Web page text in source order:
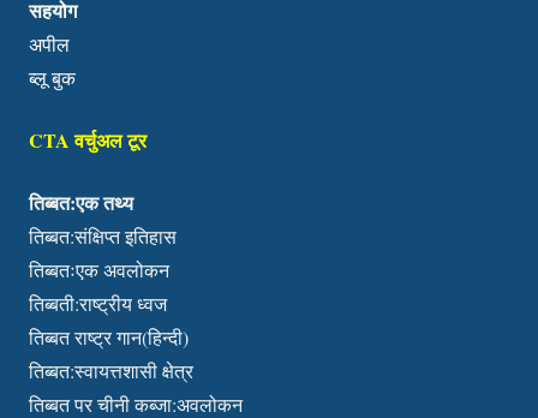
सहयोग
अपील
ब्लू बुक
CTA वर्चुअल टूर
तिब्बत:एक तथ्य
तिब्बत:संक्षिप्त इतिहास
तिब्बतःएक अवलोकन
तिब्बती:राष्ट्रीय ध्वज
तिब्बत राष्ट्र गान(हिन्दी)
तिब्बत:स्वायत्तशासी क्षेत्र
तिब्बत पर चीनी कब्जा:अवलोकन